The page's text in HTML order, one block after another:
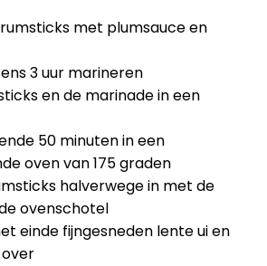
met plumsauce en
3 uur marineren
en de marinade in een
50 minuten in een
oven van 175 graden
halverwege in met de
ovenschotel
einde fijngesneden lente ui en